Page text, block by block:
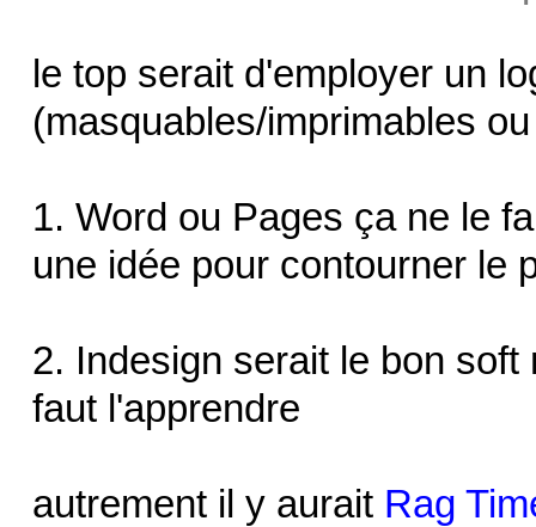
le top serait d'employer un
(masquables/imprimables
1. Word ou Pages ça ne le
une idée pour contourner le
2. Indesign serait le bon
faut l'apprendre
autrement il y aurait Rag